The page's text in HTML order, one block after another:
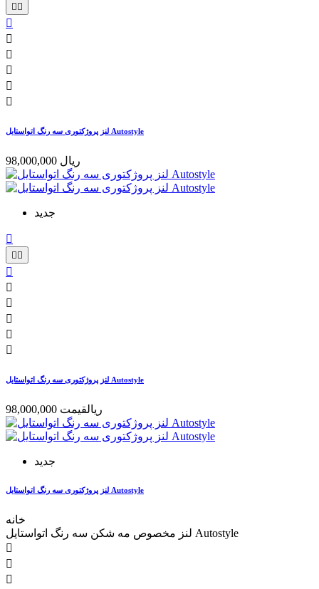
 






لنز پروژکتوری سه رنگ اتواستایل Autostyle
98,000,000 ریال
جدید

 






لنز پروژکتوری سه رنگ اتواستایل Autostyle
98,000,000 ریالقیمت
جدید
لنز پروژکتوری سه رنگ اتواستایل Autostyle
خانه
لنز مخصوص مه شکن سه رنگ اتواستایل Autostyle


